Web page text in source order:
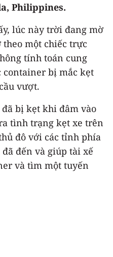
Philippines.
lúc này trời đang mờ
một chiếc trực
tính toán cung
bị mắc kẹt
vượt.
bị kẹt khi đâm vào
tình trạng kẹt xe trên
đô với các tỉnh phía
đến và giúp tài xế
và tìm một tuyến